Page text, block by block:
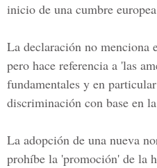
inicio de una cumbre
La declaración no menciona
pero hace referencia a 'las
fundamentales y en
discriminación con base en
La adopción de una nueva
prohíbe la 'promoción' de la